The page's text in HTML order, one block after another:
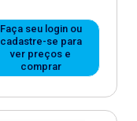
Faça seu login ou
cadastre-se para
ver preços e
comprar